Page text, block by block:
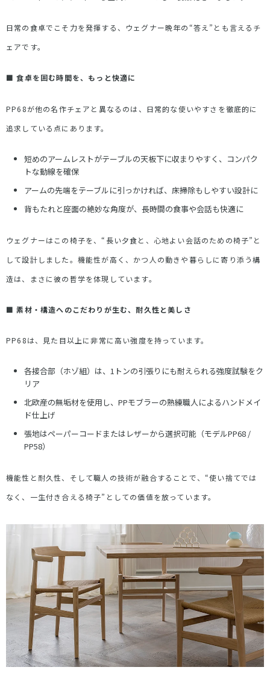
日常の食卓でこそ力を発揮する、ウェグナー晩年の“答え ” とも言えるチ
ェアです。
■ 食卓を囲む時間を、もっと快適に
PP68が他の名作チェアと異なるのは、日常的な使いやすさを徹底的に
追求している点にあります。
短めのアームレストがテーブルの天板下に収まりやすく、コンパク
トな動線を確保
アームの先端をテーブルに引っかければ、床掃除もしやすい設計に
背もたれと座面の絶妙な角度が、長時間の食事や会話も快適に
ウェグナーはこの椅子を、“ 長い夕食と、心地よい会話のための椅子” と
して設計しました。機能性が高く、かつ人の動きや暮らしに寄り添う構
造は、まさに彼の哲学を体現しています。
■ 素材・構造へのこだわりが生む、耐久性と美しさ
PP68は、見た目以上に非常に高い強度を持っています。
各接合部（ホゾ組）は、 1 トンの引張りにも耐えられる強度試験をク
リア
北欧産の無垢材を使用し、 PPモブラーの熟練職人によるハンドメイ
ド仕上げ
張地はペーパーコードまたはレザーから選択可能（モデルPP68 /
PP58）
機能性と耐久性、そして職人の技術が融合することで、 “使い捨てでは
なく、一生付き合える椅子” としての価値を放っています。